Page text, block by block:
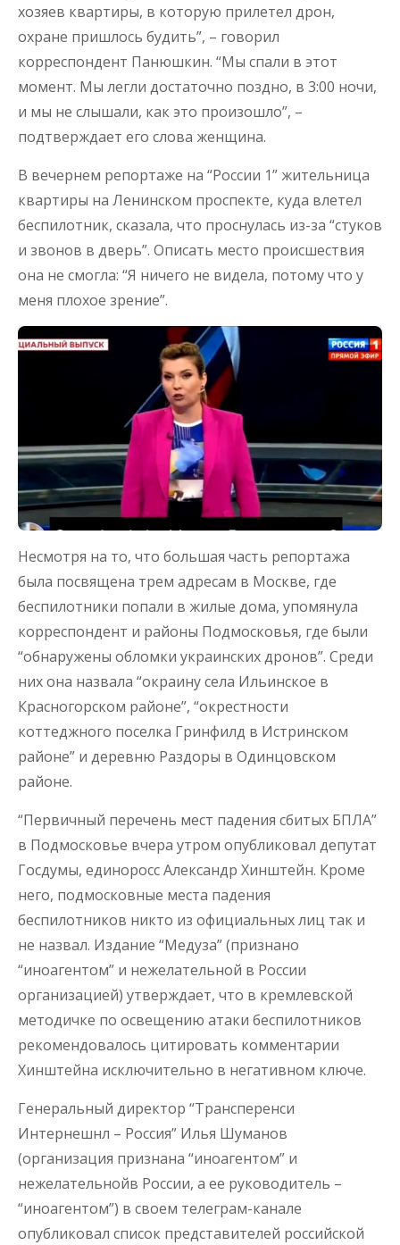
хозяев квартиры, в которую прилетел дрон,
охране пришлось будить”, – говорил
корреспондент Панюшкин. “Мы спали в этот
момент. Мы легли достаточно поздно, в 3:00 ночи,
и мы не слышали, как это произошло”, –
подтверждает его слова женщина.
В вечернем репортаже на “России 1” жительница
квартиры на Ленинском проспекте, куда влетел
беспилотник, сказала, что проснулась из-за “стуков
и звонов в дверь”. Описать место происшествия
она не смогла: “Я ничего не видела, потому что у
меня плохое зрение”.
Несмотря на то, что большая часть репортажа
была посвящена трем адресам в Москве, где
беспилотники попали в жилые дома, упомянула
корреспондент и районы Подмосковья, где были
“обнаружены обломки украинских дронов”. Среди
них она назвала “окраину села Ильинское в
Красногорском районе”, “окрестности
коттеджного поселка Гринфилд в Истринском
районе” и деревню Раздоры в Одинцовском
районе.
“Первичный перечень мест падения сбитых БПЛА”
в Подмосковье вчера утром опубликовал депутат
Госдумы, единоросс Александр Хинштейн. Кроме
него, подмосковные места падения
беспилотников никто из официальных лиц так и
не назвал. Издание “Медуза” (признано
“иноагентом” и нежелательной в России
организацией) утверждает, что в кремлевской
методичке по освещению атаки беспилотников
рекомендовалось цитировать комментарии
Хинштейна исключительно в негативном ключе.
Генеральный директор “Трансперенси
Интернешнл – Россия” Илья Шуманов
(организация признана “иноагентом” и
нежелательнойв России, а ее руководитель –
“иноагентом”) в своем телеграм-канале
опубликовал список представителей российской